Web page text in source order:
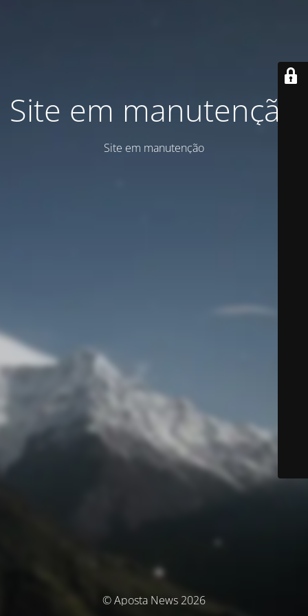
Site em manutenção
Site em manutenção
© Aposta News 2026